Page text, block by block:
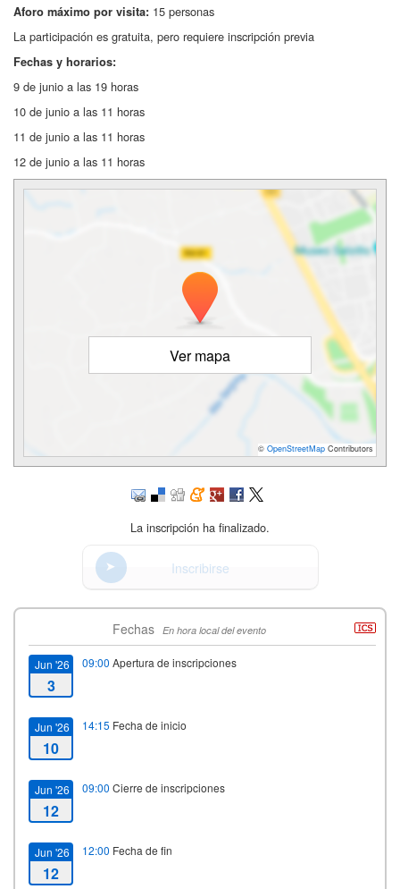
Aforo máximo por visita: 15 personas
La participación es gratuita, pero requiere inscripción previa
Fechas y horarios:
9 de junio a las 19 horas
10 de junio a las 11 horas
11 de junio a las 11 horas
12 de junio a las 11 horas
Ver mapa
© OpenStreetMap Contributors
La inscripción ha finalizado.
Inscribirse
Fechas En hora local del evento
Jun '26
3
09:00 Apertura de inscripciones
Jun '26
10
14:15 Fecha de inicio
Jun '26
12
09:00 Cierre de inscripciones
Jun '26
12
12:00 Fecha de fin